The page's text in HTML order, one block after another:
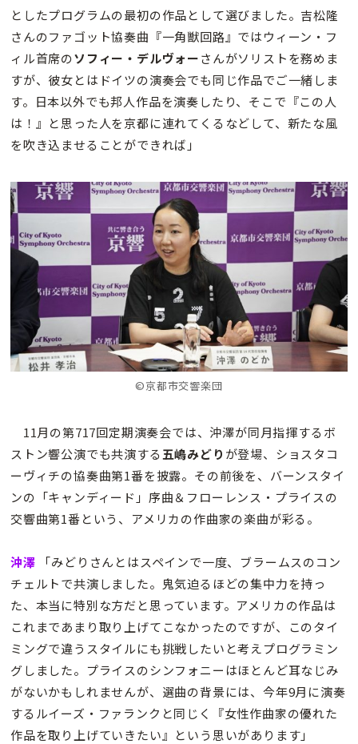
としたプログラムの最初の作品として選びました。吉松隆
さんのファゴット協奏曲『一角獣回路』ではウィーン・フ
ィル首席のソフィー・デルヴォーさんがソリストを務めま
すが、彼女とはドイツの演奏会でも同じ作品でご一緒しま
す。日本以外でも邦人作品を演奏したり、そこで『この人
は！』と思った人を京都に連れてくるなどして、新たな風
を吹き込ませることができれば」
©京都市交響楽団
11月の第717回定期演奏会では、沖澤が同月指揮するボ
ストン響公演でも共演する五嶋みどり が登場、ショスタコ
ーヴィチの協奏曲第1番を披露。その前後を、バーンスタイ
ンの「キャンディード」序曲＆フローレンス・プライスの
交響曲第1番という、アメリカの作曲家の楽曲が彩る。
沖澤 「みどりさんとはスペインで一度、ブラームスのコン
チェルトで共演しました。鬼気迫るほどの集中力を持っ
た、本当に特別な方だと思っています。アメリカの作品は
これまであまり取り上げてこなかったのですが、このタイ
ミングで違うスタイルにも挑戦したいと考えプログラミン
グしました。プライスのシンフォニーはほとんど耳なじみ
がないかもしれませんが、選曲の背景には、今年9月に演奏
するルイーズ・ファランクと同じく『女性作曲家の優れた
作品を取り上げていきたい』という思いがあります」